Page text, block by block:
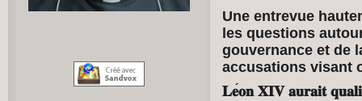
Une entrevue
les questions
gouvernance et de
accusations visant
𝐋𝐞𝐨𝐧 𝐗𝐈𝐕 𝐚𝐮𝐫𝐚𝐢𝐭